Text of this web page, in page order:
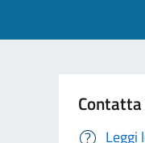
Leggi